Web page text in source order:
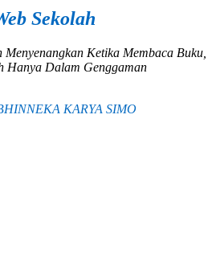
Sekolah
Ketika Membaca Buku,
Hanya Dalam Genggaman
KARYA SIMO